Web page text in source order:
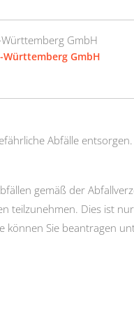
GmbH
Württemberg GmbH
Abfälle entsorgen.
gemäß der
teilzunehmen. Dies ist
können Sie beantragen